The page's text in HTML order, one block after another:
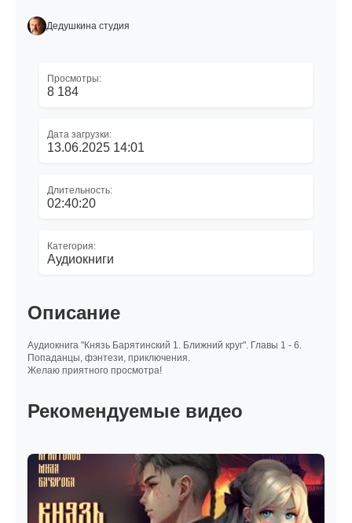
Дедушкина студия
Просмотры:
8 184
Дата загрузки:
13.06.2025 14:01
Длительность:
02:40:20
Категория:
Аудиокниги
Описание
Аудиокнига "Князь Барятинский 1. Ближний круг". Главы 1 - 6.
Попаданцы, фэнтези, приключения.
Желаю приятного просмотра!
Рекомендуемые видео